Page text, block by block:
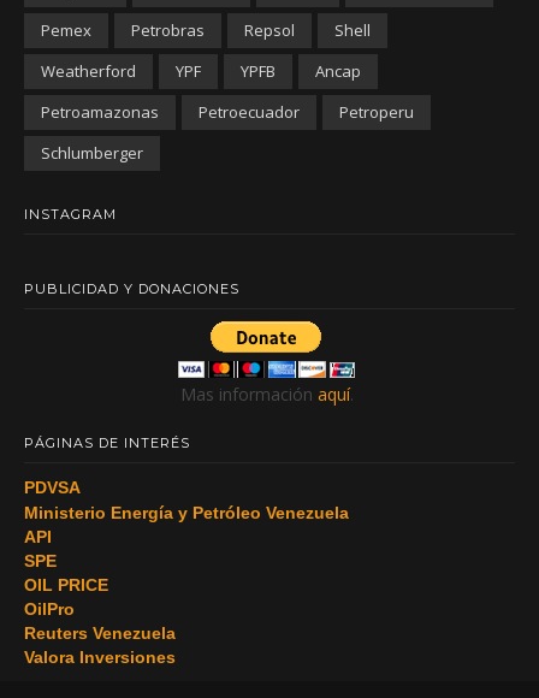
Pemex
Petrobras Repsol
Shell
Weatherford
YPF YPFB
Ancap
Petroamazonas
Petroecuador
Petroperu
Schlumberger
INSTAGRAM
PUBLICIDAD Y DONACIONES
Mas información aquí.
PÁGINAS DE INTERÉS
PDVSA
Ministerio Energía y Petróleo Venezuela
API
SPE
OIL PRICE
OilPro
Reuters Venezuela
Valora Inversiones